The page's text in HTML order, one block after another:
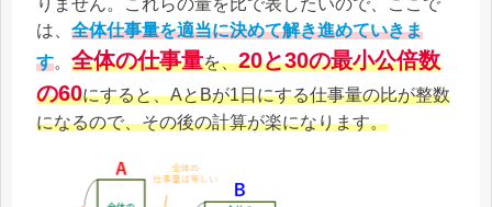
りません。これらの量を比で表したいので、ここで
は、 全体仕事量を適当に決めて解き進めていきま
す。 全体の仕事量を、20と30の最小公倍数
の60にすると、AとBが1日にする仕事量の比が整数
になるので、その後の計算が楽になります。